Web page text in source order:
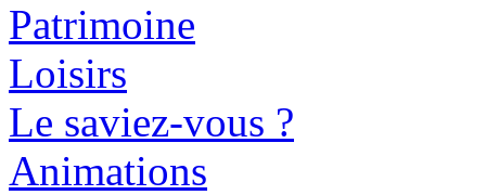
Patrimoine
Loisirs
Le saviez-vous ?
Animations